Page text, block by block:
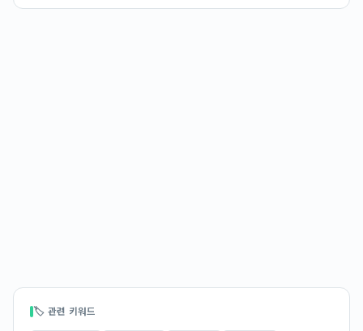
🏷 관련 키워드